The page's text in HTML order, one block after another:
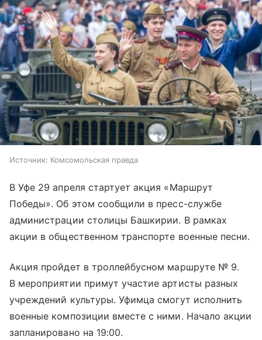
Источник: Комсомольская правда
В Уфе 29 апреля стартует акция «Маршрут
Победы». Об этом сообщили в пресс-службе
администрации столицы Башкирии. В рамках
акции в общественном транспорте военные песни.
Акция пройдет в троллейбусном маршруте № 9.
В мероприятии примут участие артисты разных
учреждений культуры. Уфимца смогут исполнить
военные композиции вместе с ними. Начало акции
запланировано на 19:00.